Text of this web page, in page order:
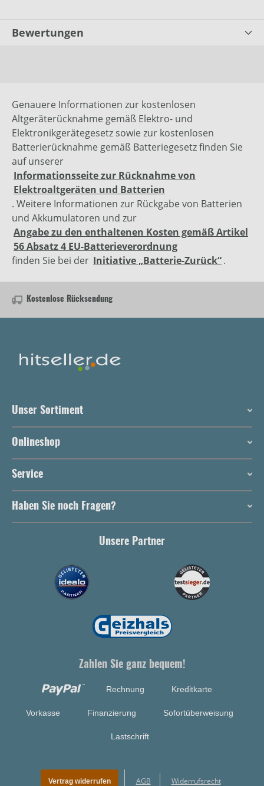
Bewertungen
Genauere Informationen zur kostenlosen
Altgeräterücknahme gemäß Elektro- und
Elektronikgerätegesetz sowie zur kostenlosen
Batterierücknahme gemäß Batteriegesetz finden Sie
auf unserer
Informationsseite zur Rücknahme von
Elektroaltgeräten und Batterien
. Weitere Informationen zur Rückgabe von Batterien
und Akkumulatoren und zur
Angabe zu den enthaltenen Kosten gemäß Artikel
56 Absatz 4 EU-Batterieverordnung
finden Sie bei der Initiative „Batterie-Zurück“.
Kostenlose Rücksendung
Unser Sortiment
Onlineshop
Service
Haben Sie noch Fragen?
Unsere Partner
Zahlen Sie ganz bequem!
Rechnung Kreditkarte
Vorkasse Finanzierung Sofortüberweisung
Lastschrift
Vertrag widerrufen AGB Widerrufsrecht